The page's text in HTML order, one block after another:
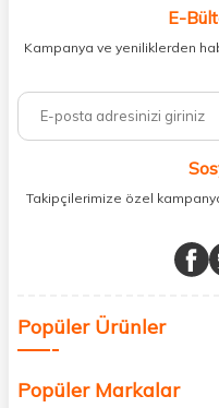
kişisel bakım hem de takviye
buluşturuyoruz. Artık mağaza
ihtiyacınız olan her şeyi tek bir
%100 orijinal kozmetik ve
vücudunuzu desteklemek için
minerallere kadar binlerce
sunuyoruz.
buluşturuyor ve online
Sağlık, güzellik ve iyi yaşam için
değer
E-
Kampanya ve yeniliklerden
Takipçilerimize özel
Popüler Ürünler
Popüler Markalar